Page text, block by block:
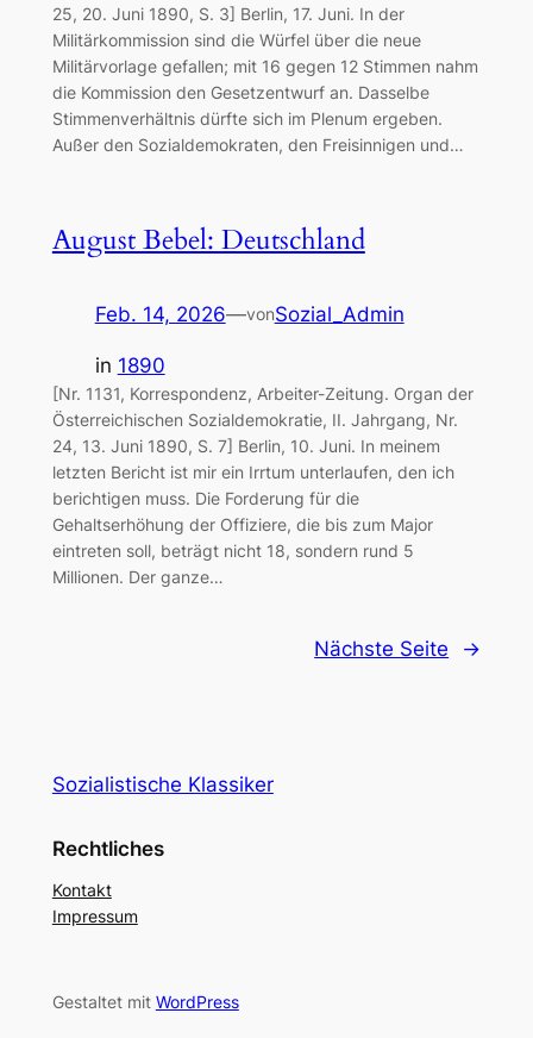
25, 20. Juni 1890, S. 3] Berlin, 17. Juni. In der
Militärkommission sind die Würfel über die neue
Militärvorlage gefallen; mit 16 gegen 12 Stimmen nahm
die Kommission den Gesetzentwurf an. Dasselbe
Stimmenverhältnis dürfte sich im Plenum ergeben.
Außer den Sozialdemokraten, den Freisinnigen und…
August Bebel: Deutschland
Feb. 14, 2026—vonSozial_Admin
in 1890
[Nr. 1131, Korrespondenz, Arbeiter-Zeitung. Organ der
Österreichischen Sozialdemokratie, II. Jahrgang, Nr.
24, 13. Juni 1890, S. 7] Berlin, 10. Juni. In meinem
letzten Bericht ist mir ein Irrtum unterlaufen, den ich
berichtigen muss. Die Forderung für die
Gehaltserhöhung der Offiziere, die bis zum Major
eintreten soll, beträgt nicht 18, sondern rund 5
Millionen. Der ganze…
Nächste Seite →
Sozialistische Klassiker
Rechtliches
Kontakt
Impressum
Gestaltet mit WordPress